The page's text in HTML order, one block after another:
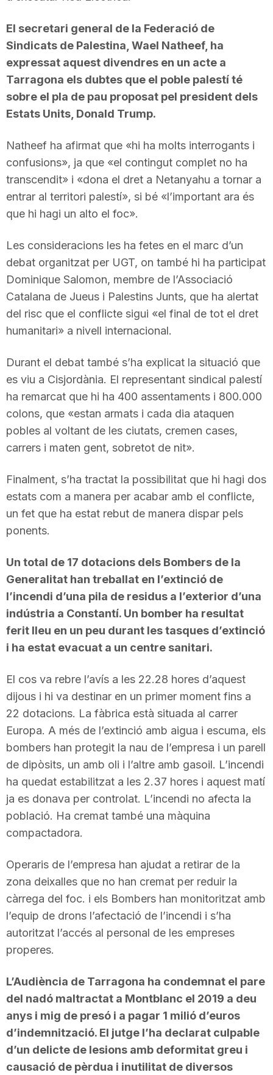
El secretari general de la Federació de
Sindicats de Palestina, Wael Natheef, ha
expressat aquest divendres en un acte a
Tarragona els dubtes que el poble palestí té
sobre el pla de pau proposat pel president dels
Estats Units, Donald Trump.
Natheef ha afirmat que «hi ha molts interrogants i
confusions», ja que «el contingut complet no ha
transcendit» i «dona el dret a Netanyahu a tornar a
entrar al territori palestí», si bé «l’important ara és
que hi hagi un alto el foc».
Les consideracions les ha fetes en el marc d’un
debat organitzat per UGT, on també hi ha participat
Dominique Salomon, membre de l’Associació
Catalana de Jueus i Palestins Junts, que ha alertat
del risc que el conflicte sigui «el final de tot el dret
humanitari» a nivell internacional.
Durant el debat també s’ha explicat la situació que
es viu a Cisjordània. El representant sindical palestí
ha remarcat que hi ha 400 assentaments i 800.000
colons, que «estan armats i cada dia ataquen
pobles al voltant de les ciutats, cremen cases,
carrers i maten gent, sobretot de nit».
Finalment, s’ha tractat la possibilitat que hi hagi dos
estats com a manera per acabar amb el conflicte,
un fet que ha estat rebut de manera dispar pels
ponents.
Un total de 17 dotacions dels Bombers de la
Generalitat han treballat en l’extinció de
l’incendi d’una pila de residus a l’exterior d’una
indústria a Constantí. Un bomber ha resultat
ferit lleu en un peu durant les tasques d’extinció
i ha estat evacuat a un centre sanitari.
El cos va rebre l’avís a les 22.28 hores d’aquest
dijous i hi va destinar en un primer moment fins a
22 dotacions. La fàbrica està situada al carrer
Europa. A més de l’extinció amb aigua i escuma, els
bombers han protegit la nau de l’empresa i un parell
de dipòsits, un amb oli i l’altre amb gasoil. L’incendi
ha quedat estabilitzat a les 2.37 hores i aquest matí
ja es donava per controlat. L’incendi no afecta la
població. Ha cremat també una màquina
compactadora.
Operaris de l’empresa han ajudat a retirar de la
zona deixalles que no han cremat per reduir la
càrrega del foc. i els Bombers han monitoritzat amb
l’equip de drons l’afectació de l’incendi i s’ha
autoritzat l’accés al personal de les empreses
properes.
L’Audiència de Tarragona ha condemnat el pare
del nadó maltractat a Montblanc el 2019 a deu
anys i mig de presó i a pagar 1 milió d’euros
d’indemnització. El jutge l’ha declarat culpable
d’un delicte de lesions amb deformitat greu i
causació de pèrdua i inutilitat de diversos